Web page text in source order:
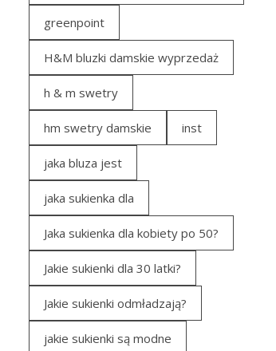
greenpoint
H&M bluzki damskie wyprzedaż
h & m swetry
hm swetry damskie inst
jaka bluza jest
jaka sukienka dla
Jaka sukienka dla kobiety po 50?
Jakie sukienki dla 30 latki?
Jakie sukienki odmładzają?
jakie sukienki są modne